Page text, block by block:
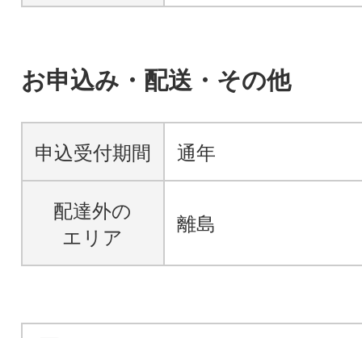
お申込み・配送・その他
申込受付期間 通年
配達外の
エリア
離島